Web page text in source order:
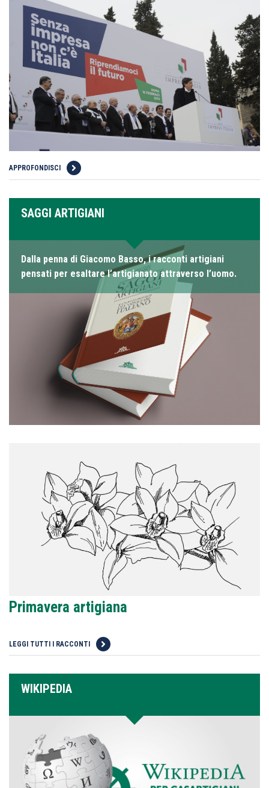
APPROFONDISCI
SAGGI ARTIGIANI
Dalla penna di Giacomo Basso, i racconti artigiani
pensati per esaltare l’artigianato attraverso l’uomo.
Primavera artigiana
LEGGI TUTTI I RACCONTI
WIKIPEDIA